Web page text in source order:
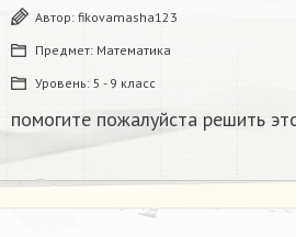
Автор: fikovamasha123
Предмет: Математика
Уровень: 5 - 9 класс
помогите пожалуйста решить